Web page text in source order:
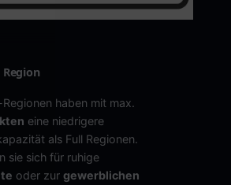
haben mit max.
eine niedrigere
als Full Regionen.
sie sich für ruhige
oder zurgewerblichen